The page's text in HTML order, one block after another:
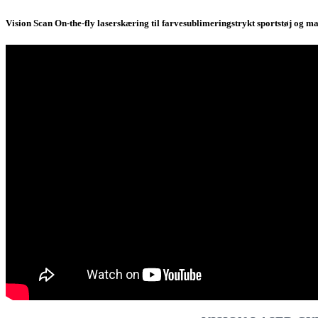
Vision Scan On-the-fly laserskæring til farvesublimeringstrykt sportstøj og